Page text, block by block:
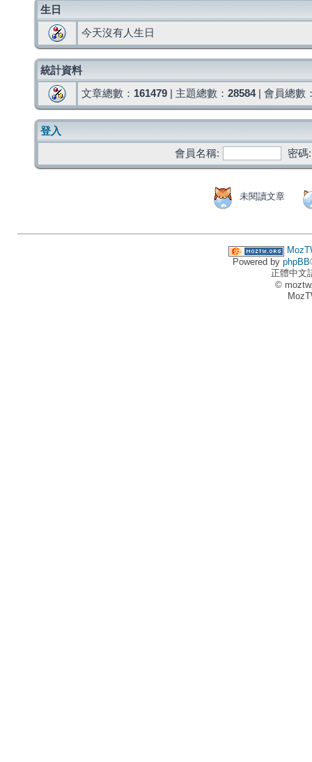
生日
今天沒有人生日
統計資料
文章總數： 161479 | 主題總數： 28584| 會員總數
登入
會員名稱:
密碼:
未閱讀文章
Powered by phpBB
正體中文
©